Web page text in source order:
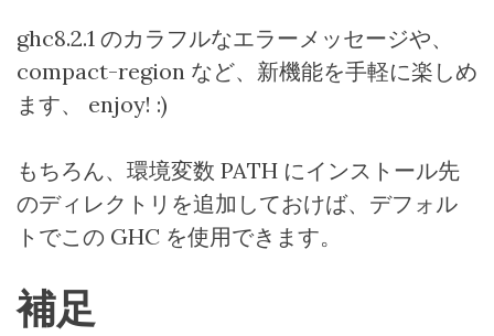
ghc8.2.1 のカラフルなエラーメッセージや、
compact-region など、新機能を手軽に楽しめ
ます、
enjoy! :)
もちろん、環境変数 PATH にインストール先
のディレクトリを追加しておけば、デフォル
トでこの GHC を使用できます。
補足